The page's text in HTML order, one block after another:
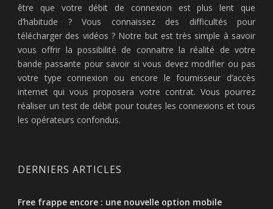
être que votre débit de connexion est plus lent que
d’habitude ? Vous connaissez des difficultés pour
télécharger des vidéos ? Notre but est très simple à savoir
vous offrir la possibilité de connaitre la réalité de votre
bande passante pour savoir si vous devez modifier ou pas
votre type connexion ou encore le fournisseur d’accès
internet qui vous proposera votre contrat. Vous pourrez
réaliser un test de débit pour toutes les connexions et tous
les opérateurs confondus.
DERNIERS ARTICLES
Free frappe encore : une nouvelle option mobile